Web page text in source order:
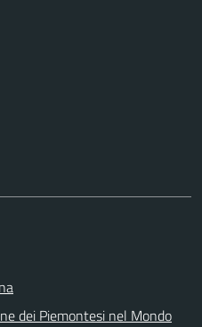
dei Piemontesi nel Mondo